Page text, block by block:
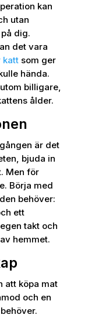
kan
utan
dig.
det vara
kattsom ger
hända.
billigare,
ålder.
är det
bjuda in
Men för
Börja med
behöver:
ett
takt och
hemmet.
att köpa mat
och en